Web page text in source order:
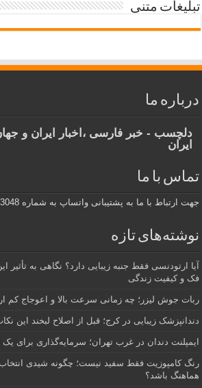
تبلیغات متنی
درباره ما
دلچسب - خبر فارسی ،اخبار ایران و جهان
ایران
تماس با ما
جهت ارتباط با ما به پشتیبانی واتساپ به شماره 09056213048 در ارتباط باشید
نوشته‌های تازه
آیا ارتودنسی فقط جنبه زیبایی دارد؟ نگاهی به
فک و کیفیت زندگی
ربات جوش لیزر؛ چه زمانی سرعت بالا و اعوجاج کم
دندانپزشک زیبایی در کرج؛ قبل از اصلاح لبخند این
ایمپلنت دندان در غرب تهران؛ سرمایه‌گذاری برای یک
رنگ کامپوزیت فقط سفید نیست؛ چگونه شیدی انتخاب
هماهنگ باشد؟